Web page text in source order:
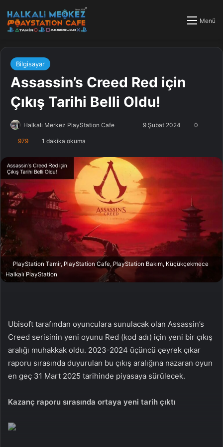
Menü
Bilgisayar
Assassin’s Creed Red için
Çıkış Tarihi Belli Oldu!
Halkalı Merkez PlayStation Cafe
l
o
w
o
n
X
e
-
s
t
a
ö
n
d
e
k
9 Şubat 2024 0
979 1 dakika okuma
PlayStation Tamir, PlayStation Cafe, PlayStation Bakım, Küçükçekmece
Halkalı PlayStation
Ubisoft tarafından oyunculara sunulacak olan Assassin’s
Creed serisinin yeni oyunu Red (kod adı) için yeni bir çıkış
aralığı muhakkak oldu. 2023-2024 üçüncü çeyrek çıkar
raporu sırasında duyurulan bu çıkış aralığına nazaran oyun
en geç 31 Mart 2025 tarihinde piyasaya sürülecek.
Kazanç raporu sırasında ortaya yeni tarih çıktı